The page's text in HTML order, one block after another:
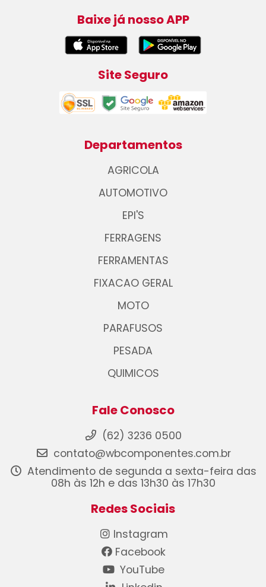
Baixe já nosso APP
Site Seguro
Departamentos
AGRICOLA
AUTOMOTIVO
EPI'S
FERRAGENS
FERRAMENTAS
FIXACAO GERAL
MOTO
PARAFUSOS
PESADA
QUIMICOS
Fale Conosco
(62) 3236 0500
contato@wbcomponentes.com.br
Atendimento de segunda a sexta-feira das
08h às 12h e das 13h30 às 17h30
Redes Sociais
Instagram
Facebook
YouTube